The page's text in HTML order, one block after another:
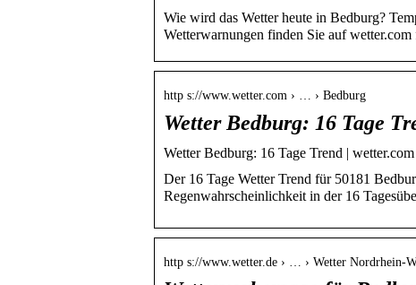
Wie wird das Wetter heute in Bedburg?
Wetterwarnungen finden Sie auf
http s://www.wetter.com › … › Bedburg
Wetter Bedburg: 16 Tage
Wetter Bedburg: 16 Tage Trend | wetter.com
Der 16 Tage Wetter Trend für 50181
Regenwahrscheinlichkeit in der 16
http s://www.wetter.de › … › Wetter Nordrhein-